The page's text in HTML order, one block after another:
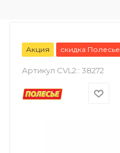
Акция скидка Полесье
Артикул CVL2:: 38272